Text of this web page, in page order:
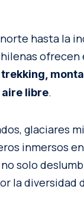
hasta la
ofrecen
libre.
glaciares
inmersos
solo
la diversidad